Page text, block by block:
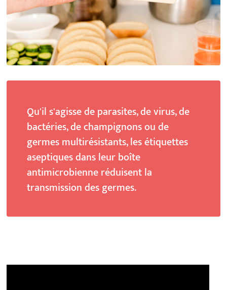
Qu'il s'agisse de parasites, de virus, de
bactéries, de champignons ou de
germes multirésistants, les étiquettes
aseptiques dans leur boîte
antimicrobienne réduisent la
transmission des germes.